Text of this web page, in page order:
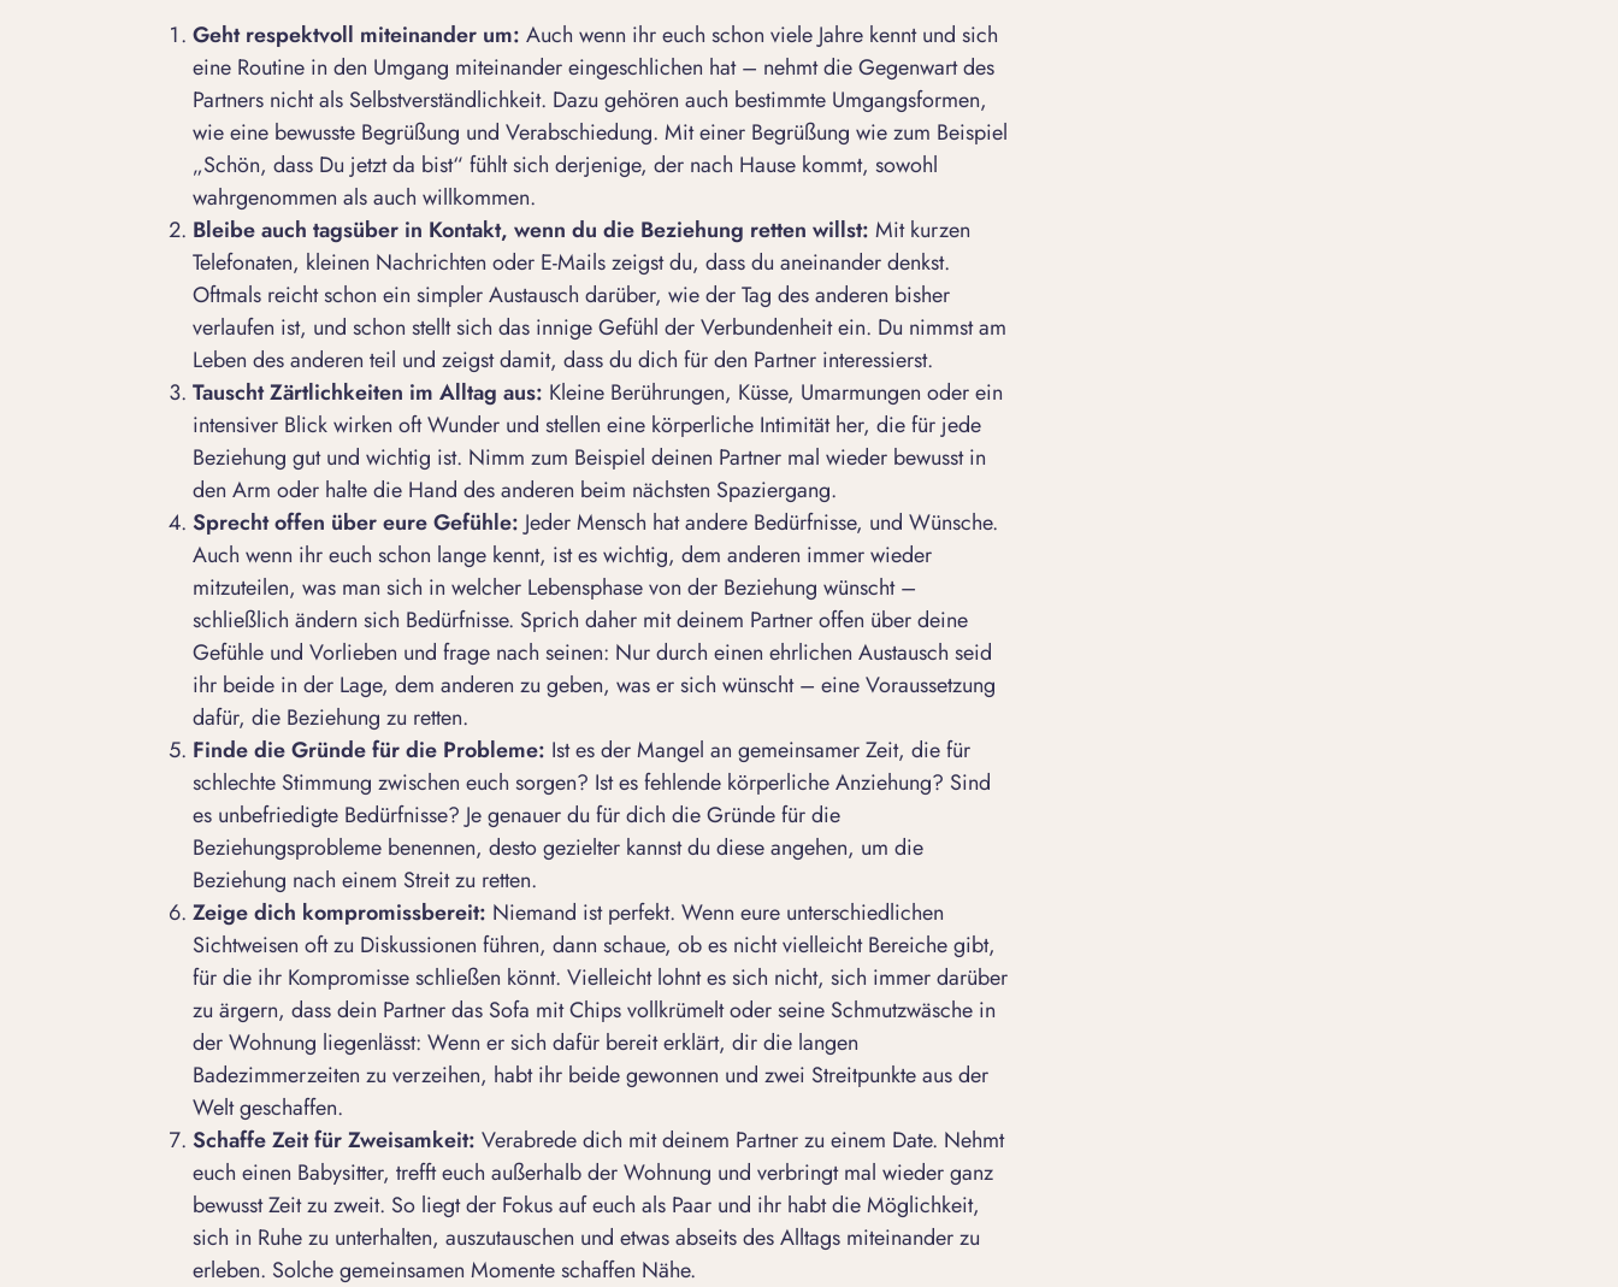
Geht respektvoll miteinander um: Auch wenn ihr euch schon viele Jahre kennt und sich
eine Routine in den Umgang miteinander eingeschlichen hat – nehmt die Gegenwart des
Partners nicht als Selbstverständlichkeit. Dazu gehören auch bestimmte Umgangsformen,
wie eine bewusste Begrüßung und Verabschiedung. Mit einer Begrüßung wie zum Beispiel
„Schön, dass Du jetzt da bist“ fühlt sich derjenige, der nach Hause kommt, sowohl
wahrgenommen als auch willkommen.
Bleibe auch tagsüber in Kontakt, wenn du die Beziehung retten willst: Mit kurzen
Telefonaten, kleinen Nachrichten oder E-Mails zeigst du, dass du aneinander denkst.
Oftmals reicht schon ein simpler Austausch darüber, wie der Tag des anderen bisher
verlaufen ist, und schon stellt sich das innige Gefühl der Verbundenheit ein. Du nimmst am
Leben des anderen teil und zeigst damit, dass du dich für den Partner interessierst.
Tauscht Zärtlichkeiten im Alltag aus: Kleine Berührungen, Küsse, Umarmungen oder ein
intensiver Blick wirken oft Wunder und stellen eine körperliche Intimität her, die für jede
Beziehung gut und wichtig ist. Nimm zum Beispiel deinen Partner mal wieder bewusst in
den Arm oder halte die Hand des anderen beim nächsten Spaziergang.
Sprecht offen über eure Gefühle: Jeder Mensch hat andere Bedürfnisse, und Wünsche.
Auch wenn ihr euch schon lange kennt, ist es wichtig, dem anderen immer wieder
mitzuteilen, was man sich in welcher Lebensphase von der Beziehung wünscht –
schließlich ändern sich Bedürfnisse. Sprich daher mit deinem Partner offen über deine
Gefühle und Vorlieben und frage nach seinen: Nur durch einen ehrlichen Austausch seid
ihr beide in der Lage, dem anderen zu geben, was er sich wünscht – eine Voraussetzung
dafür, die Beziehung zu retten.
Finde die Gründe für die Probleme: Ist es der Mangel an gemeinsamer Zeit, die für
schlechte Stimmung zwischen euch sorgen? Ist es fehlende körperliche Anziehung? Sind
es unbefriedigte Bedürfnisse? Je genauer du für dich dieGründe für die
Beziehungsprobleme benennen, desto gezielter kannst du diese angehen, um die
Beziehung nach einem Streit zu retten.
Zeige dich kompromissbereit: Niemand ist perfekt. Wenn eure unterschiedlichen
Sichtweisen oft zu Diskussionen führen, dann schaue, ob es nicht vielleicht Bereiche gibt,
für die ihr Kompromisse schließen könnt. Vielleicht lohnt es sich nicht, sich immer darüber
zu ärgern, dass dein Partner das Sofa mit Chips vollkrümelt oder seine Schmutzwäsche in
der Wohnung liegenlässt: Wenn er sich dafür bereit erklärt, dir die langen
Badezimmerzeiten zu verzeihen, habt ihr beide gewonnen und zwei Streitpunkte aus der
Welt geschaffen.
Schaffe Zeit für Zweisamkeit: Verabrede dich mit deinem Partner zu einem Date. Nehmt
euch einen Babysitter, trefft euch außerhalb der Wohnung und verbringt mal wieder ganz
bewusst Zeit zu zweit. So liegt der Fokus auf euch als Paar und ihr habt die Möglichkeit,
sich in Ruhe zu unterhalten, auszutauschen und etwas abseits des Alltags miteinander zu
erleben. Solche gemeinsamen Momente schaffen Nähe.